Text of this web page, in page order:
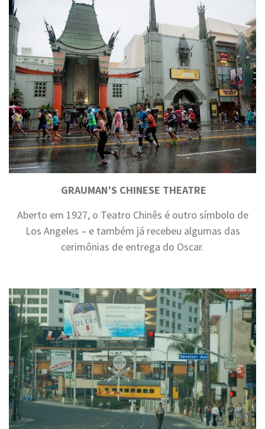
GRAUMAN’S CHINESE THEATRE
Aberto em 1927, o Teatro Chinês é outro símbolo de
Los Angeles – e também já recebeu algumas das
cerimônias de entrega do Oscar.